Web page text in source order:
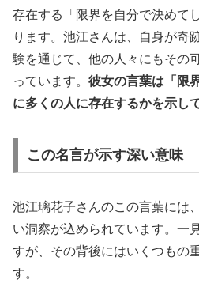
存在する「限界を自分で決めて
ります。池江さんは、自身が奇
験を通じて、他の人々にもその
っています。 彼女の言葉は「限
に多くの人に存在するかを示し
この名言が示す深い意味
池江璃花子さんのこの言葉には
い洞察が込められています。一
すが、その背後にはいくつもの
す。